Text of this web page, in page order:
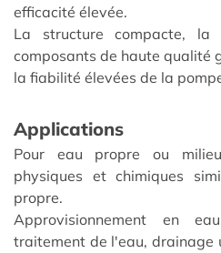
efficacité élevée.
La structure compacte, la
composants de haute qualité
la fiabilité élevées de la
Applications
Pour eau propre ou
physiques et chimiques
propre.
Approvisionnement en
traitement de l'eau, drainage